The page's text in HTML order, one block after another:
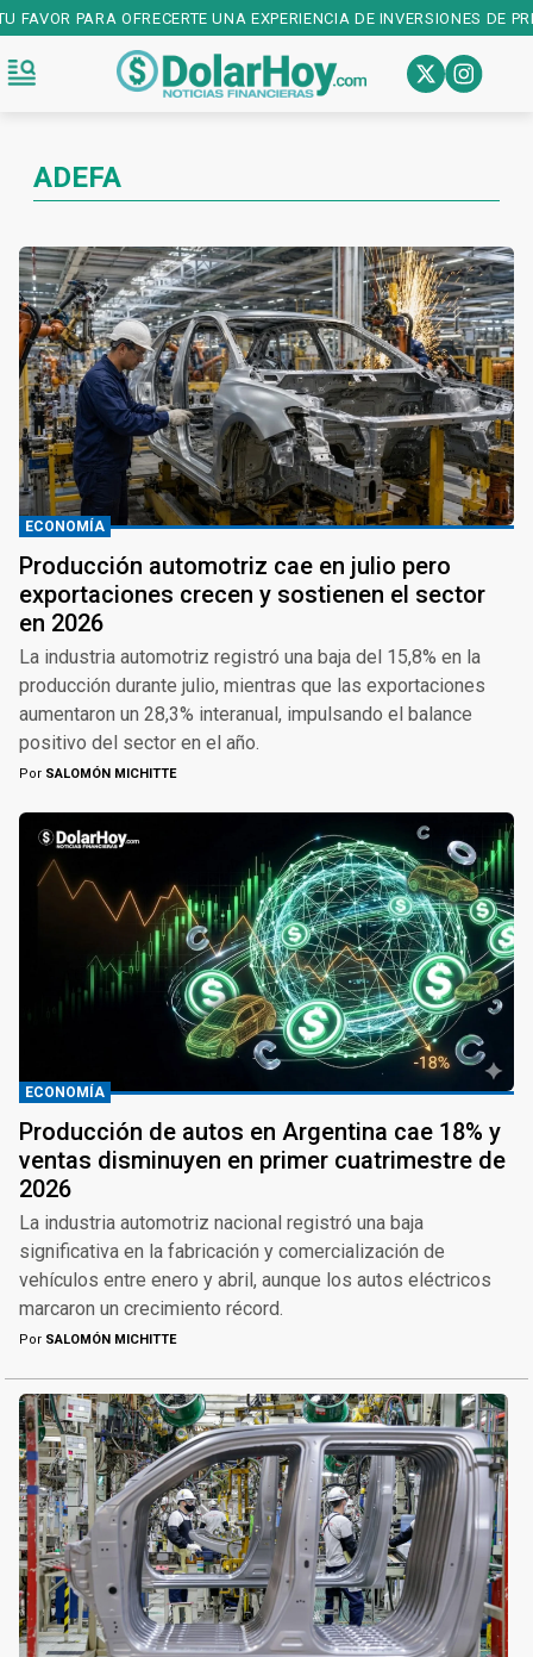
OFRECERTE UNA EXPERIENCIA DE INVERSIONES DE PRIMER
ADEFA
ECONOMÍA
Producción automotriz cae en julio pero
exportaciones crecen y sostienen el sector
en 2026
La industria automotriz registró una baja del 15,8% en la
producción durante julio, mientras que las exportaciones
aumentaron un 28,3% interanual, impulsando el balance
positivo del sector en el año.
Por SALOMÓN MICHITTE
ECONOMÍA
Producción de autos en Argentina cae 18% y
ventas disminuyen en primer cuatrimestre de
2026
La industria automotriz nacional registró una baja
significativa en la fabricación y comercialización de
vehículos entre enero y abril, aunque los autos eléctricos
marcaron un crecimiento récord.
Por SALOMÓN MICHITTE